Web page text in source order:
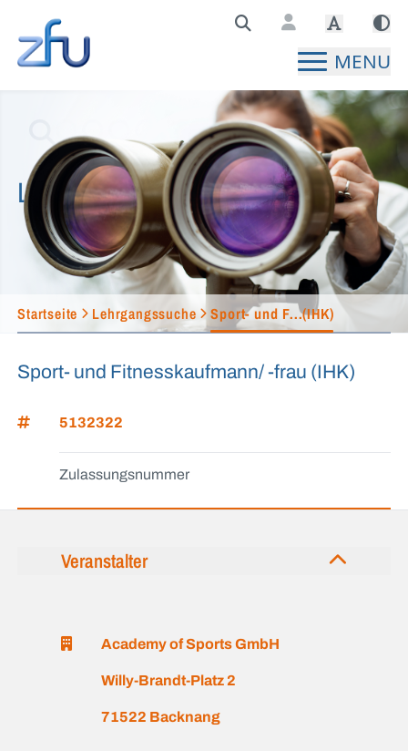
Zentralstelle für Fernunterricht Hauptseite
MENU
Lehrgangssuche
Startseite Lehrgangssuche Sport- und F...(IHK)
Sport- und Fitnesskaufmann/ -frau (IHK)
5132322
Zulassungsnummer
Veranstalter
Academy of Sports GmbH
Willy-Brandt-Platz 2
71522 Backnang